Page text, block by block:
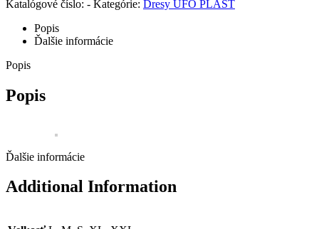
Katalógové číslo: - Kategórie: Dresy UFO PLAST
Popis
Ďalšie informácie
Popis
Popis
Ďalšie informácie
Additional Information